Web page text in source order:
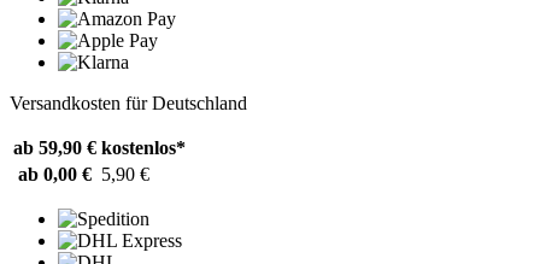
Versandkosten für Deutschland
ab 59,90 € kostenlos*
ab 0,00 € 5,90 €